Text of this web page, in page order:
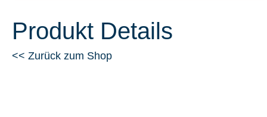
Produkt Details
<< Zurück zum Shop